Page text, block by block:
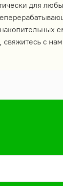
для
свяжитесь с